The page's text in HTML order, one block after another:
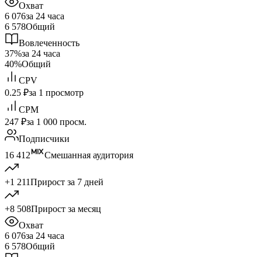
Охват
6 076за 24 часа
6 578Общий
Вовлеченность
37%за 24 часа
40%Общий
CPV
0.25 ₽за 1 просмотр
CPM
247 ₽за 1 000 просм.
Подписчики
16 412
Смешанная аудитория
+1 211Прирост за 7 дней
+8 508Прирост за месяц
Охват
6 076за 24 часа
6 578Общий